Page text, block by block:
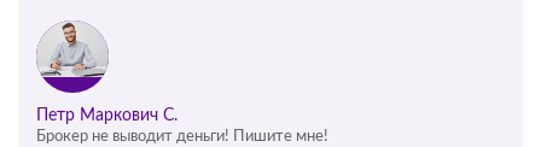
Петр Маркович С.
Брокер не выводит деньги! Пишите мне!